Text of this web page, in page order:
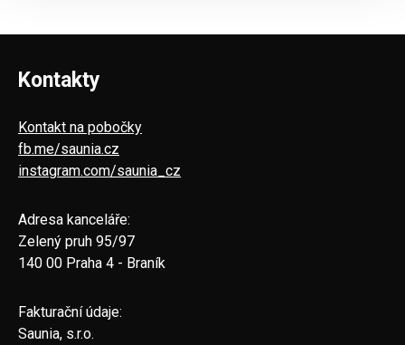
Kontakty
Kontakt na pobočky
fb.me/saunia.cz
instagram.com/saunia_cz
Adresa kanceláře:
Zelený pruh 95/97
140 00 Praha 4 - Braník
Fakturační údaje:
Saunia, s.r.o.